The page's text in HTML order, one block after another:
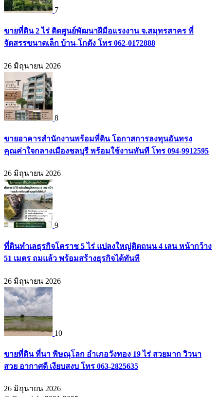
7
ขายที่ดิน 2 ไร่ ติดศูนย์พัฒนาฝีมือแรงงาน จ.สมุทรสาคร ที่
จัดสรรขนาดเล็ก บ้าน-โกดัง โทร 062-0172888
26 มิถุนายน 2026
8
ขายอาคารสำนักงานพร้อมที่ดิน โอกาสการลงทุนอันทรง
คุณค่าใจกลางเมืองชลบุรี พร้อมใช้งานทันที โทร 094-9912595
26 มิถุนายน 2026
9
ที่ดินทำเลธุรกิจโคราช 5 ไร่ แปลงใหญ่ติดถนน 4 เลน หน้ากว้าง
51 เมตร ถมแล้ว พร้อมสร้างธุรกิจได้ทันที
26 มิถุนายน 2026
10
ขายที่ดิน ที่นา พิษณุโลก อำเภอวังทอง 19 ไร่ สวยมาก วิวนา
สวย อากาศดี เงียบสงบ โทร 063-2825635
26 มิถุนายน 2026